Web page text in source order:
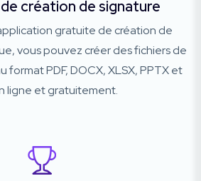
création de signature
gratuite de création de
vous pouvez créer des fichiers de
format PDF, DOCX, XLSX, PPTX et
ligne et gratuitement.